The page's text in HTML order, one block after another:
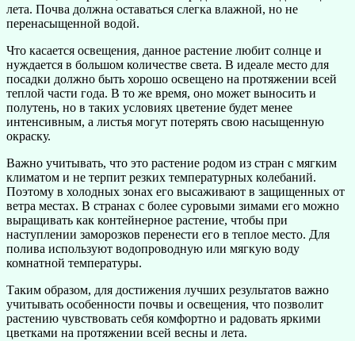
лета. Почва должна оставаться слегка влажной, но не
перенасыщенной водой.
Что касается освещения, данное растение любит солнце и
нуждается в большом количестве света. В идеале место для
посадки должно быть хорошо освещено на протяжении всей
теплой части года. В то же время, оно может выносить и
полутень, но в таких условиях цветение будет менее
интенсивным, а листья могут потерять свою насыщенную
окраску.
Важно учитывать, что это растение родом из стран с мягким
климатом и не терпит резких температурных колебаний.
Поэтому в холодных зонах его высаживают в защищенных от
ветра местах. В странах с более суровыми зимами его можно
выращивать как контейнерное растение, чтобы при
наступлении заморозков перенести его в теплое место. Для
полива используют водопроводную или мягкую воду
комнатной температуры.
Таким образом, для достижения лучших результатов важно
учитывать особенности почвы и освещения, что позволит
растению чувствовать себя комфортно и радовать яркими
цветками на протяжении всей весны и лета.